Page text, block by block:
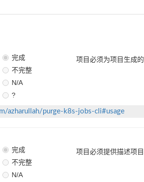
完成
不完整
N/A
?
项目必须为项目生成
azharullah/purge-k8s-jobs-cli#usage
完成
不完整
N/A
项目必须提供描述项